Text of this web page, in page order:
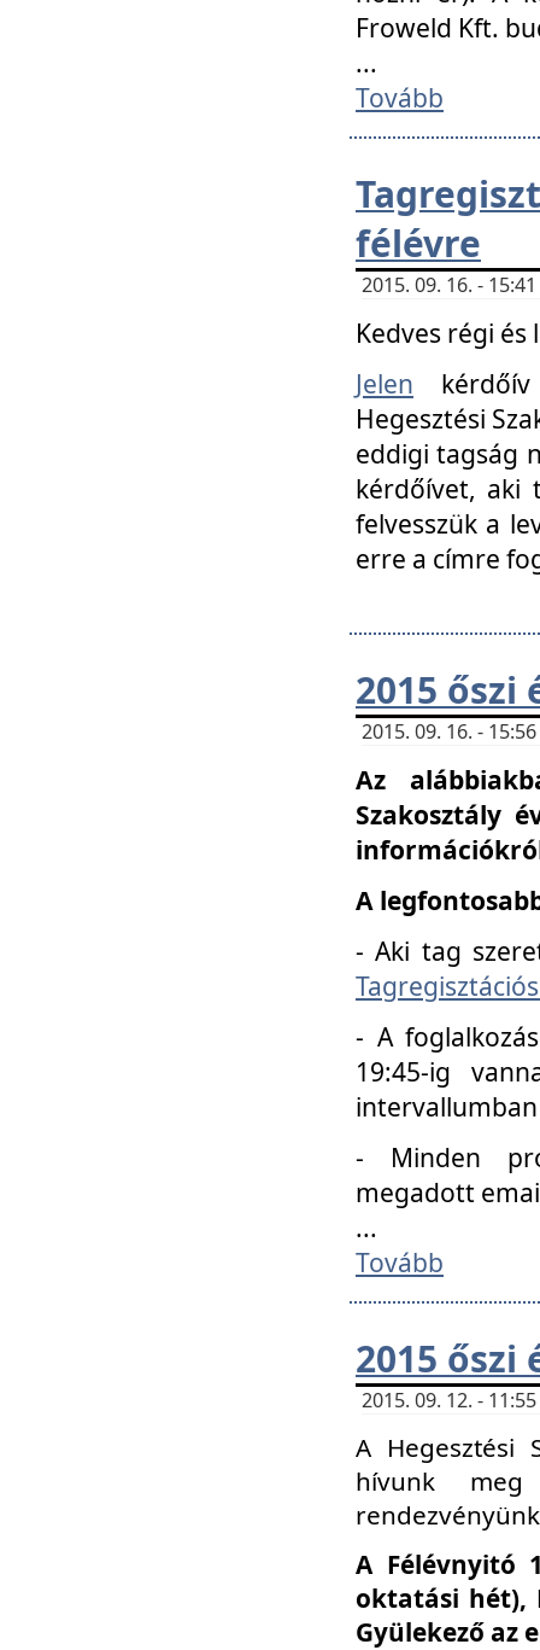
Froweld Kft.
...
Tovább
félévre
2015. 09. 16. -
Kedves régi
Jelen
Hegesztési
eddigi tagság
kérdőívet, aki
felvesszük a
erre a címre
2015 őszi
2015. 09. 16. -
Az
Szakosztály
A
- Aki tag
- A
19:45-ig
- Minden
megadott
...
Tovább
2015
2015. 09. 12. -
A Hegesztési
hívunk
A Félévnyitó
oktatási hét),
Gyülekező az